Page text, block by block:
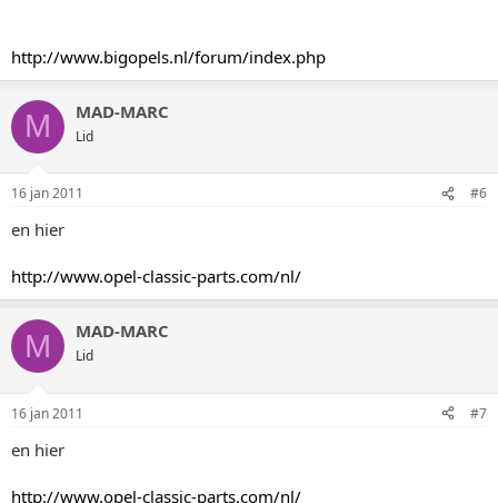
http://www.bigopels.nl/forum/index.php
M MAD-MARC
Lid
16 jan 2011 #6
en hier
http://www.opel-classic-parts.com/nl/
M MAD-MARC
Lid
16 jan 2011 #7
en hier
http://www.opel-classic-parts.com/nl/